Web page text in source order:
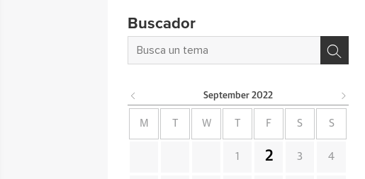
Buscador
September 2022
M W F S S
1 2 3 4